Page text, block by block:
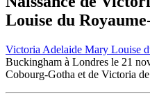
Louise du
Victoria Adelaide Mary Louise
Buckingham à Londres le 21
Cobourg-Gotha et de Victoria